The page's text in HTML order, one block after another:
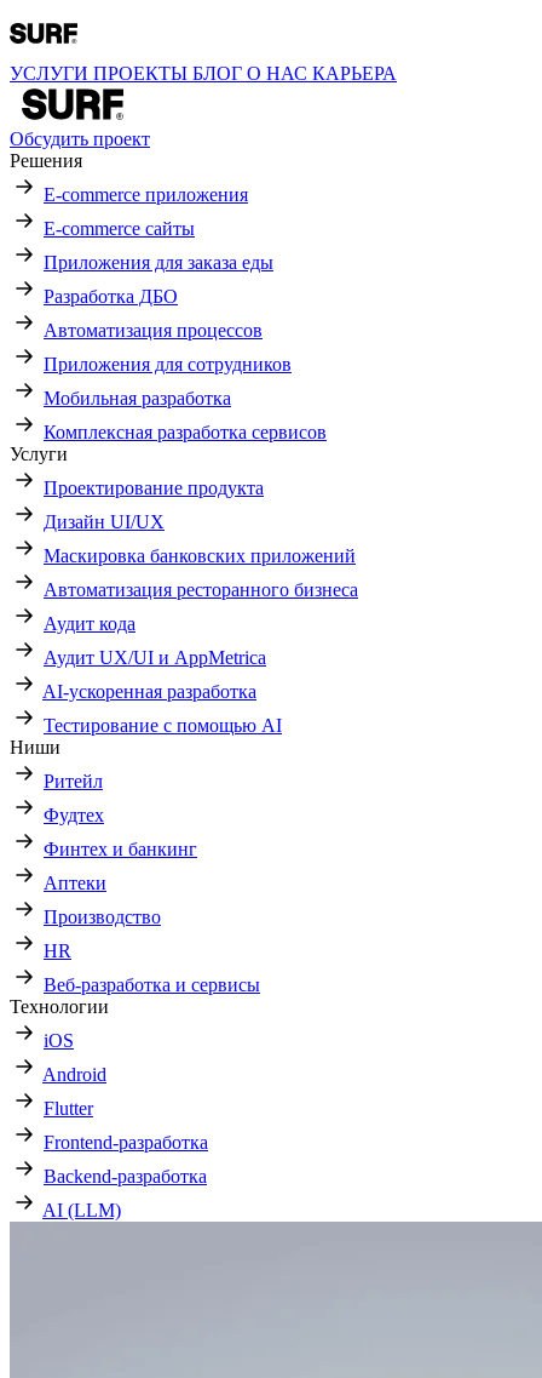
УСЛУГИ ПРОЕКТЫ БЛОГ О НАС КАРЬЕРА
Обсудить проект
Решения
E-commerce приложения
E-commerce сайты
Приложения для заказа еды
Разработка ДБО
Автоматизация процессов
Приложения для сотрудников
Мобильная разработка
Комплексная разработка сервисов
Услуги
Проектирование продукта
Дизайн UI/UX
Маскировка банковских приложений
Автоматизация ресторанного бизнеса
Аудит кода
Аудит UX/UI и AppMetrica
AI-ускоренная разработка
Тестирование с помощью AI
Ниши
Ритейл
Фудтех
Финтех и банкинг
Аптеки
Производство
HR
Веб-разработка и сервисы
Технологии
iOS
Android
Flutter
Frontend-разработка
Backend-разработка
AI (LLM)